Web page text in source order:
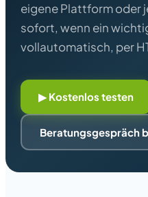
eigene Plattform oder
sofort, wenn ein
vollautomatisch, per
▶ Kostenlos testen
Beratungsgespräch